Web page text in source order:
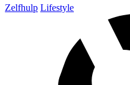
Zelfhulp Lifestyle